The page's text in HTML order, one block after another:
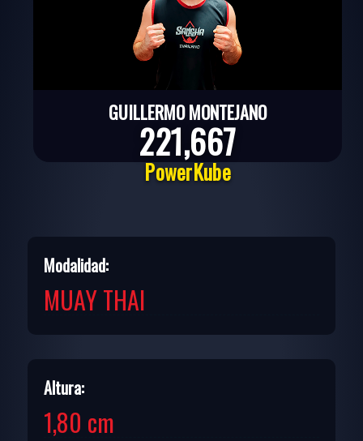
Modalidad:
MUAY THAI
Altura:
1,80 cm
GUILLERMO MONTEJANO
221,667
PowerKube